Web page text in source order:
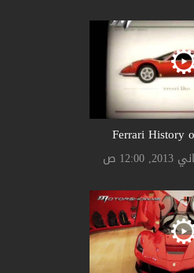
Ferrari History